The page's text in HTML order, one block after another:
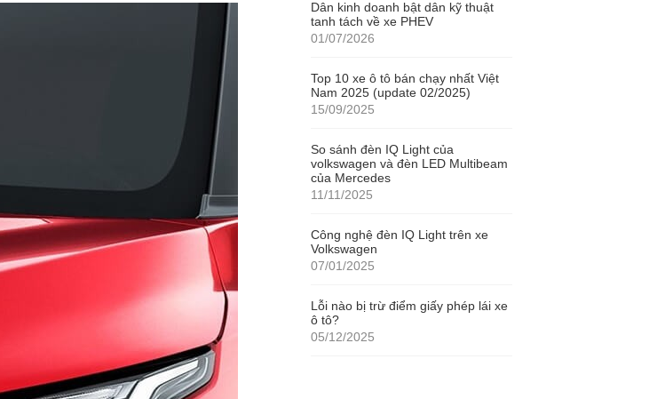
Dân kinh doanh bật dân kỹ thuật
tanh tách về xe PHEV
01/07/2026
Top 10 xe ô tô bán chạy nhất Việt
Nam 2025 (update 02/2025)
15/09/2025
So sánh đèn IQ Light của
volkswagen và đèn LED Multibeam
của Mercedes
11/11/2025
Công nghệ đèn IQ Light trên xe
Volkswagen
07/01/2025
Lỗi nào bị trừ điểm giấy phép lái xe
ô tô?
05/12/2025